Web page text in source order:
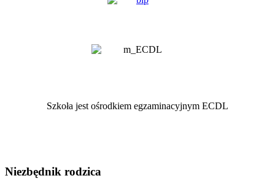
Szkoła jest ośrodkiem egzaminacyjnym ECDL
Niezbędnik rodzica